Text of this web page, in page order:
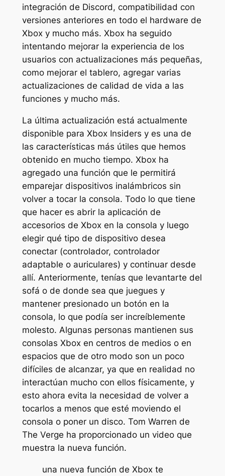
integración de Discord, compatibilidad con
versiones anteriores en todo el hardware de
Xbox y mucho más. Xbox ha seguido
intentando mejorar la experiencia de los
usuarios con actualizaciones más pequeñas,
como mejorar el tablero, agregar varias
actualizaciones de calidad de vida a las
funciones y mucho más.
La última actualización está actualmente
disponible para Xbox Insiders y es una de
las características más útiles que hemos
obtenido en mucho tiempo. Xbox ha
agregado una función que le permitirá
emparejar dispositivos inalámbricos sin
volver a tocar la consola. Todo lo que tiene
que hacer es abrir la aplicación de
accesorios de Xbox en la consola y luego
elegir qué tipo de dispositivo desea
conectar (controlador, controlador
adaptable o auriculares) y continuar desde
allí. Anteriormente, tenías que levantarte del
sofá o de donde sea que juegues y
mantener presionado un botón en la
consola, lo que podía ser increíblemente
molesto. Algunas personas mantienen sus
consolas Xbox en centros de medios o en
espacios que de otro modo son un poco
difíciles de alcanzar, ya que en realidad no
interactúan mucho con ellos físicamente, y
esto ahora evita la necesidad de volver a
tocarlos a menos que esté moviendo el
consola o poner un disco. Tom Warren de
The Verge ha proporcionado un video que
muestra la nueva función.
una nueva función de Xbox te